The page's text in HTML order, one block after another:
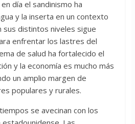
día el sandinismo ha
y la inserta en un contexto
sus distintos niveles sigue
enfrentar los lastres del
de salud ha fortalecido el
y la economía es mucho más
un amplio margen de
populares y rurales.
se avecinan con los